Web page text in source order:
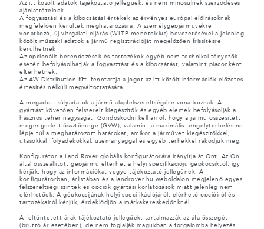
Az itt közölt adatok tájékoztató jellegűek, és nem minősülnek szerződéses
ajánlattételnek.
A fogyasztási és a kibocsátási értékek az érvényes európai előírásoknak
megfelelően kerültek meghatározásra. A személygépjárművekre
vonatkozó, új vizsgálati eljárás (WLTP menetciklus) bevezetésével a jelenleg
közölt műszaki adatok a jármű regisztrációját megelőzően frissítésre
kerülhetnek
Az opcionális berendezések és tartozékok egyéb nem technikai tényezők
esetén befolyásolhatják a fogyasztást és a kibocsátást, valamint piaconként
eltérhetnek.
Az AW Distribution Kft. fenntartja a jogot az itt közölt információk előzetes
értesítés nélküli megváltoztatására.
A megadott súlyadatok a jármű alapfelszereltségére vonatkoznak. A
gyártást követően felszerelt kiegészítők és egyéb elemek befolyásolják a
hasznos teher nagyságát. Gondoskodni kell arról, hogy a jármű összesített
megengedett össztömege (GVW), valamint a maximális tengelyterhelés ne
lépje túl a meghatározott határokat, amikor a járművet kiegészítőkkel,
utasokkal, folyadékokkal, üzemanyaggal és egyéb terhekkel rakodjuk meg.
Konfigurátor a Land Rover globális konfigurátorára irányítja át Önt. Az Ön
által összeállított gépjármű eltérhet a helyi specifikációjú gépkocsiktól, így
kérjük, hogy az információkat vegye tájékoztató jellegűnek. A
konfigurátorban, árlistában és a landrover.hu weboldalon megjelenő egyes
felszereltségi szintek és opciók gyártási korlátozások miatt jelenleg nem
elérhetőek. A gépkocsijának helyi specifikációjáról, elérhető opcióiról és
tartozékairól kérjük, érdeklődjön a márkakereskedőnknél.
A feltüntetett árak tájékoztató jellegűek, tartalmazzák az áfa összegét
(bruttó ár esetében), de nem foglalják magukban a forgalomba helyezés